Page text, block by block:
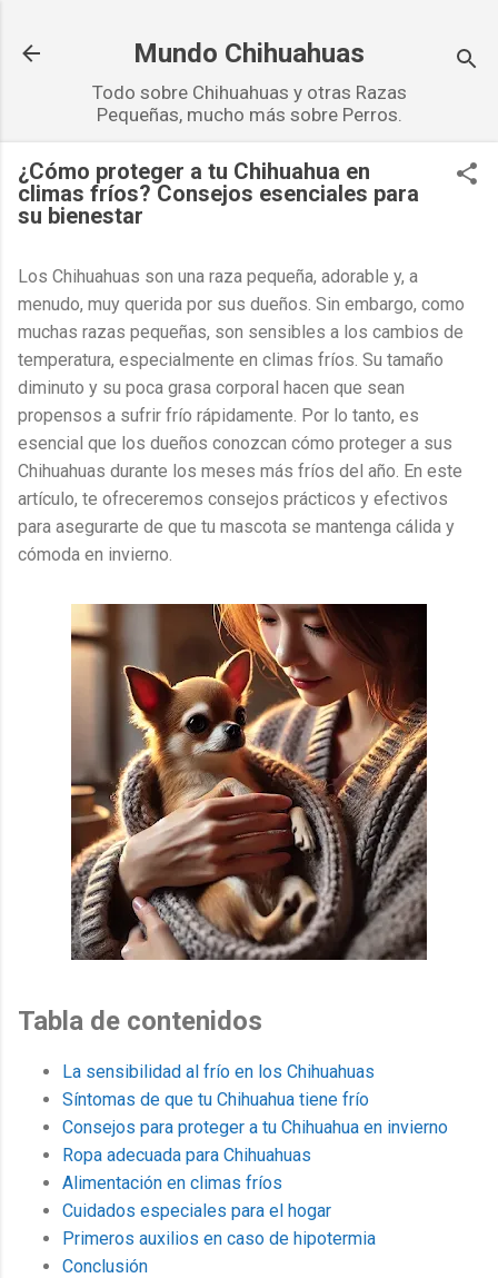
Mundo Chihuahuas
Todo sobre Chihuahuas y otras Razas
Pequeñas, mucho más sobre Perros.
¿Cómo proteger a tu Chihuahua en
climas fríos? Consejos esenciales para
su bienestar
Los Chihuahuas son una raza pequeña, adorable y, a
menudo, muy querida por sus dueños. Sin embargo, como
muchas razas pequeñas, son sensibles a los cambios de
temperatura, especialmente en climas fríos. Su tamaño
diminuto y su poca grasa corporal hacen que sean
propensos a sufrir frío rápidamente. Por lo tanto, es
esencial que los dueños conozcan cómo proteger a sus
Chihuahuas durante los meses más fríos del año. En este
artículo, te ofreceremos consejos prácticos y efectivos
para asegurarte de que tu mascota se mantenga cálida y
cómoda en invierno.
Tabla de contenidos
La sensibilidad al frío en los Chihuahuas
Síntomas de que tu Chihuahua tiene frío
Consejos para proteger a tu Chihuahua en invierno
Ropa adecuada para Chihuahuas
Alimentación en climas fríos
Cuidados especiales para el hogar
Primeros auxilios en caso de hipotermia
Conclusión